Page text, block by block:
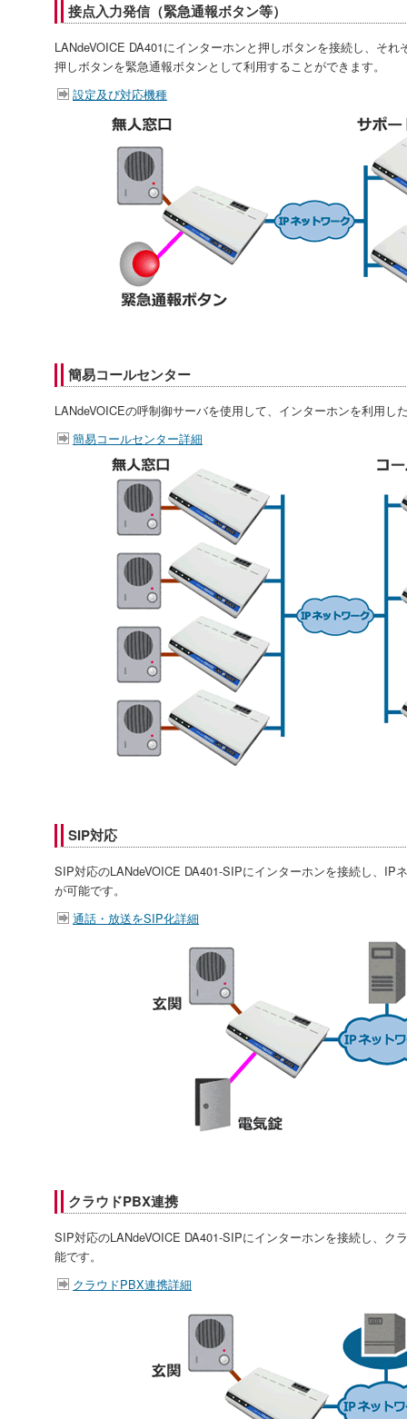
接点入力発信（緊急通報ボタン等）
LANdeVOICE DA401にインターホンと押しボタンを接続し、そ
押しボタンを緊急通報ボタンとして利用することができます。
設定及び対応機種
簡易コールセンター
LANdeVOICEの呼制御サーバを使用して、インターホンを利用し
簡易コールセンター詳細
SIP対応
SIP対応のLANdeVOICE DA401-SIPにインターホンを接続し、IP
が可能です。
通話・放送をSIP化詳細
クラウドPBX連携
SIP対応のLANdeVOICE DA401-SIPにインターホンを接続し、ク
能です。
クラウドPBX連携詳細